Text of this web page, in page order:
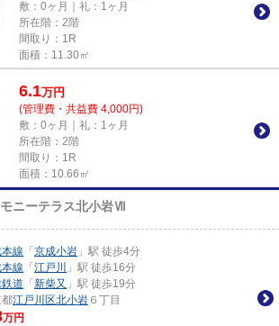
敷：0ヶ月｜礼：1ヶ月
所在階：2階
間取り：1R
面積：11.30㎡
6.1万円
(管理費・共益費 4,000円)
敷：0ヶ月｜礼：1ヶ月
所在階：2階
間取り：1R
面積：10.66㎡
ニーテラス北小岩Ⅶ
線 「京成小岩 」駅 徒歩4分
線 「江戸川
」駅 徒歩16分
道 「新柴又 」駅 徒歩19分
江戸川区北小岩 ６丁目
万円